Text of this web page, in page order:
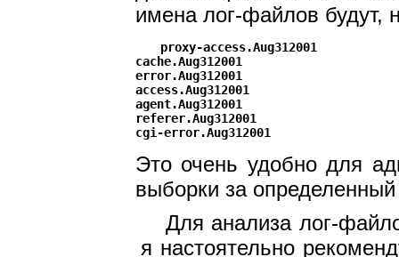
имена лог-файлов будут,
proxy-access.Aug312001
cache.Aug312001
error.Aug312001
access.Aug312001
agent.Aug312001
referer.Aug312001
Это очень удобно для
выборки за
Для анализа лог-
я настоятельно